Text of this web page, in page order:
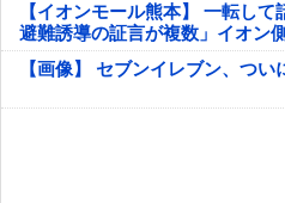
【イオンモール熊本】 一転し
避難誘導の証言が複数」イオン
疑い
【画像】 セブンイレブン、つい